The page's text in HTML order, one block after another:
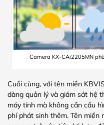
Camera KX-CAi2205MN
Cuối cùng, với tên miền
dàng quản lý và giám sát hệ
máy tính mà không cần cấu
phí phát sinh thêm. Tên miền